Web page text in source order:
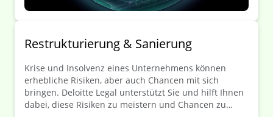
Restrukturierung & Sanierung
Krise und Insolvenz eines Unternehmens können
erhebliche Risiken, aber auch Chancen mit sich
bringen. Deloitte Legal unterstützt Sie und hilft Ihnen
dabei, diese Risiken zu meistern und Chancen zu